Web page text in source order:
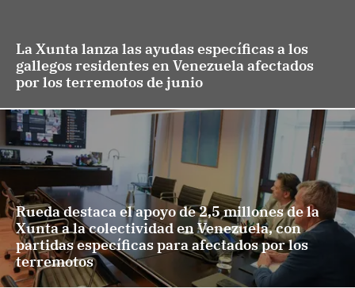
La Xunta lanza las ayudas específicas a los
gallegos residentes en Venezuela afectados
por los terremotos de junio
Rueda destaca el apoyo de 2,5 millones de la
Xunta a la colectividad en Venezuela, con
partidas específicas para afectados por los
terremotos